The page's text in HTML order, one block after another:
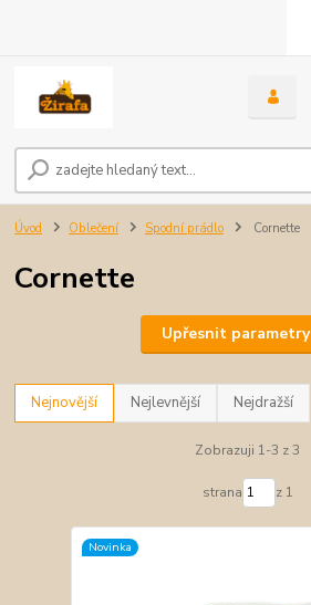
Úvod Oblečení Spodní prádlo Cornette
Cornette
Upřesnit parametry
Nejnovější Nejlevnější Nejdražší
Zobrazuji 1-3 z 3
strana z 1
Novinka